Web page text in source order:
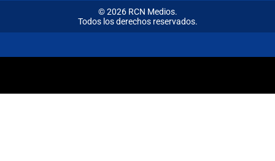
© 2026 RCN Medios.
Todos los derechos reservados.